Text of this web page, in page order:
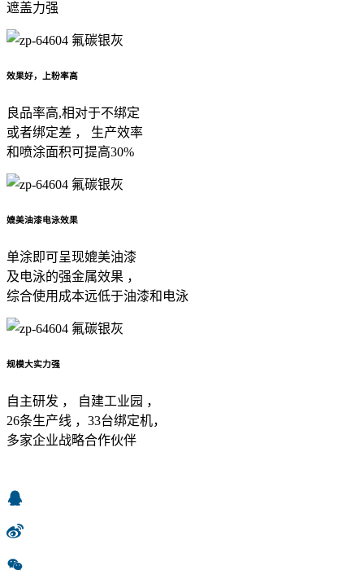
遮盖力强
效果好，上粉率高
良品率高,相对于不绑定
或者绑定差 ， 生产效率
和喷涂面积可提高30%
媲美油漆电泳效果
单涂即可呈现媲美油漆
及电泳的强金属效果 ，
综合使用成本远低于油漆和电泳
规模大实力强
自主研发 ， 自建工业园 ，
26条生产线 ，33台绑定机，
多家企业战略合作伙伴